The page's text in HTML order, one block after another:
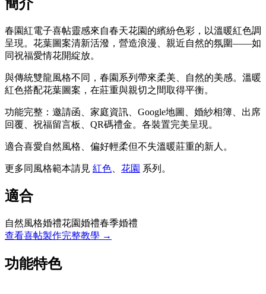
簡介
春園紅電子喜帖靈感來自春天花園的繽紛色彩，以溫暖紅色調
呈現。花葉圖案清新活潑，營造浪漫、親近自然的氛圍——如
同祝福愛情花開綻放。
與傳統雙龍風格不同，春園系列帶來柔美、自然的美感。溫暖
紅色搭配花葉圖案，在莊重與親切之間取得平衡。
功能完整：邀請函、家庭資訊、Google地圖、婚紗相簿、出席
回覆、祝福留言板、QR碼禮金。各裝置完美呈現。
適合喜愛自然風格、偏好輕柔但不失溫暖莊重的新人。
更多同風格範本請見 紅色 花園 系列 。
適合
自然風格婚禮花園婚禮春季婚禮
查看喜帖製作完整教學 →
功能特色